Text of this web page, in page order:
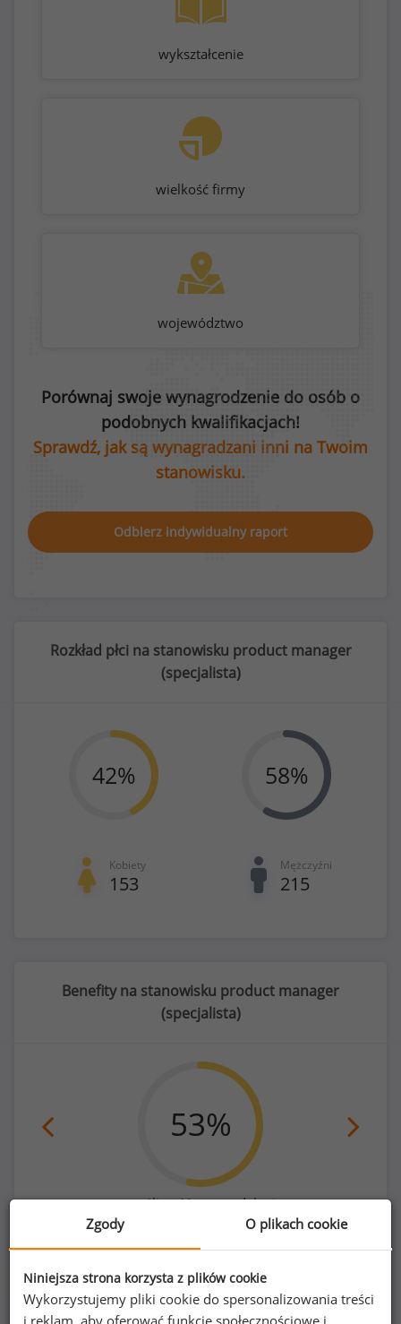
wykształcenie
wielkość firmy
województwo
Porównaj swoje wynagrodzenie do osób o
podobnych kwalifikacjach!
Sprawdź, jak są wynagradzani inni na Twoim
stanowisku.
Odbierz indywidualny raport
Rozkład płci na stanowisku product manager
(specjalista)
42%
Kobiety
153
58%
Mężczyźni
215
Benefity na stanowisku product manager
(specjalista)
53%
możliwość pracy zdalnej
Zgody O plikach cookie
Niniejsza strona korzysta z plików cookie
Wykorzystujemy pliki cookie do spersonalizowania treści
i reklam, aby oferować funkcje społecznościowe i